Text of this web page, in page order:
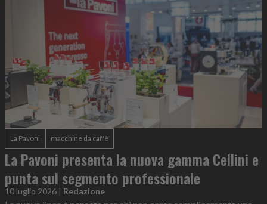
La Pavoni macchine da caffè
La Pavoni presenta la nuova gamma Cellini e
punta sul segmento professionale
10 luglio 2026 | Redazione